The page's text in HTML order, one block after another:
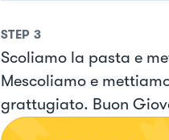
STEP 3
Scoliamo la pasta e
Mescoliamo e
grattugiato. Buon